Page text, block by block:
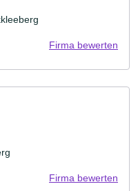
Firma bewerten
Firma bewerten